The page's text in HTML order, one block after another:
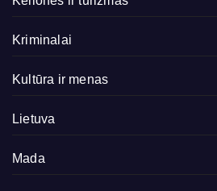
Kriminalai
Kultūra ir menas
Lietuva
Mada